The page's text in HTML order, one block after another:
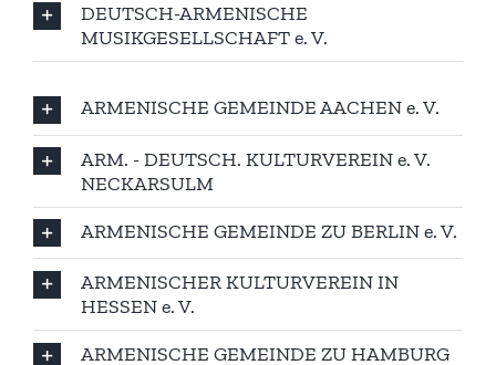
DEUTSCH-ARMENISCHE
MUSIKGESELLSCHAFT e. V.
ARMENISCHE GEMEINDE AACHEN e. V.
ARM. - DEUTSCH. KULTURVEREIN e. V.
NECKARSULM
ARMENISCHE GEMEINDE ZU BERLIN e. V.
ARMENISCHER KULTURVEREIN IN
HESSEN e. V.
ARMENISCHE GEMEINDE ZU HAMBURG